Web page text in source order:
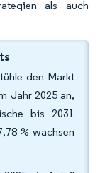
als auch
den Markt
Jahr 2025 an,
bis 2031
% wachsen